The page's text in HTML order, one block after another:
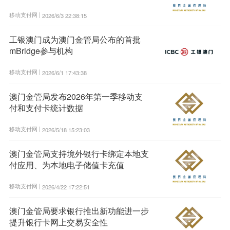
移动支付网 | 2026/6/3 22:38:15
工银澳门成为澳门金管局公布的首批
mBridge参与机构
移动支付网 | 2026/6/1 17:43:38
澳门金管局发布2026年第一季移动支
付和支付卡统计数据
移动支付网 | 2026/5/18 15:23:03
澳门金管局支持境外银行卡绑定本地支
付应用、为本地电子储值卡充值
移动支付网 | 2026/4/22 17:22:51
澳门金管局要求银行推出新功能进一步
提升银行卡网上交易安全性